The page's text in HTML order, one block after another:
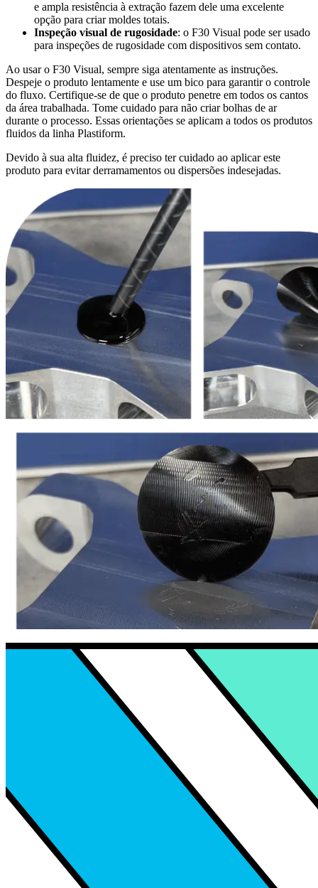
e ampla resistência à extração fazem dele uma excelente
opção para criar moldes totais.
Inspeção visual de rugosidade: o F30 Visual pode ser usado
para inspeções de rugosidade com dispositivos sem contato.
Ao usar o F30 Visual, sempre siga atentamente as instruções.
Despeje o produto lentamente e use um bico para garantir o controle
do fluxo. Certifique-se de que o produto penetre em todos os cantos
da área trabalhada. Tome cuidado para não criar bolhas de ar
durante o processo. Essas orientações se aplicam a todos os produtos
fluidos da linha Plastiform.
Devido à sua alta fluidez, é preciso ter cuidado ao aplicar este
produto para evitar derramamentos ou dispersões indesejadas.